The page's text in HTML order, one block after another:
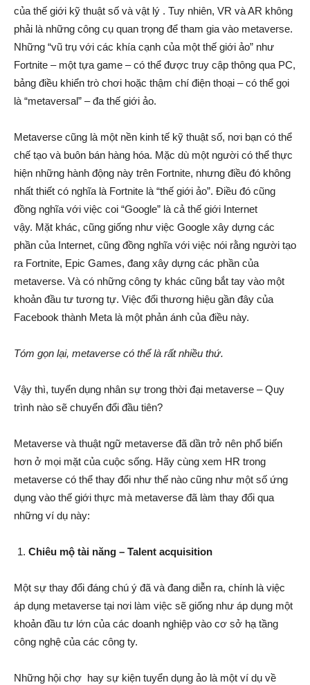
của thế giới kỹ thuật số và vật lý . Tuy nhiên, VR và AR không
phải là những công cụ quan trọng để tham gia vào metaverse.
Những “vũ trụ với các khía cạnh của một thế giới ảo” như
Fortnite – một tựa game – có thể được truy cập thông qua PC,
bảng điều khiển trò chơi hoặc thậm chí điện thoại – có thể gọi
là “metaversal” – đa thế giới ảo.
Metaverse cũng là một nền kinh tế kỹ thuật số, nơi bạn có thể
chế tạo và buôn bán hàng hóa. Mặc dù một người có thể thực
hiện những hành động này trên Fortnite, nhưng điều đó không
nhất thiết có nghĩa là Fortnite là “thế giới ảo”. Điều đó cũng
đồng nghĩa với việc coi “Google” là cả thế giới Internet
vậy. Mặt khác, cũng giống như việc Google xây dựng các
phần của Internet, cũng đồng nghĩa với việc nói rằng người tạo
ra Fortnite, Epic Games, đang xây dựng các phần của
metaverse. Và có những công ty khác cũng bắt tay vào một
khoản đầu tư tương tự. Việc đổi thương hiệu gần đây của
Facebook thành Meta là một phản ánh của điều này.
Tóm gọn lại, metaverse có thể là rất nhiều thứ.
Vậy thì, tuyển dụng nhân sự trong thời đại metaverse – Quy
trình nào sẽ chuyển đổi đầu tiên?
Metaverse và thuật ngữ metaverse đã dần trở nên phổ biến
hơn ở mọi mặt của cuộc sống. Hãy cùng xem HR trong
metaverse có thể thay đổi như thế nào cũng như một số ứng
dụng vào thế giới thực mà metaverse đã làm thay đổi qua
những ví dụ này:
Chiêu mộ tài năng – Talent acquisition
Một sự thay đổi đáng chú ý đã và đang diễn ra, chính là việc
áp dụng metaverse tại nơi làm việc sẽ giống như áp dụng một
khoản đầu tư lớn của các doanh nghiệp vào cơ sở hạ tầng
công nghệ của các công ty.
Những hội chợ hay sự kiện tuyển dụng ảo là một ví dụ về